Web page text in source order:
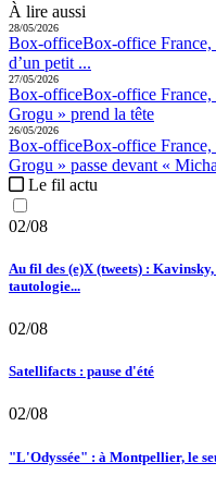
À lire aussi
28/05/2026
Box-officeBox-office France,
d’un petit ...
27/05/2026
Box-officeBox-office France,
Grogu » prend la tête
26/05/2026
Box-officeBox-office France,
Grogu » passe devant «
Le fil actu
02/08
Au fil des (e)X (tweets) :
tautologie...
02/08
Satellifacts : pause d'été
02/08
"L'Odyssée" : à Montpellier, le